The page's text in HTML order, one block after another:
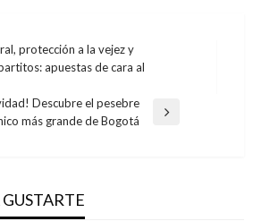
protección a la vejez y
apuestas de cara al
Descubre el pesebre
más grande de Bogotá